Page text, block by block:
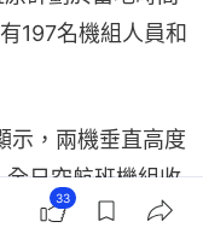
197名機組人員和
，兩機垂直高度
日空航班機組收
行復飛操作進行
33